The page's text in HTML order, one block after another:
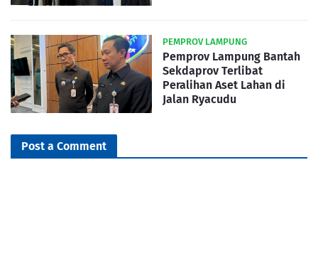
PEMPROV LAMPUNG
Pemprov Lampung Bantah
Sekdaprov Terlibat
Peralihan Aset Lahan di
Jalan Ryacudu
Post a Comment